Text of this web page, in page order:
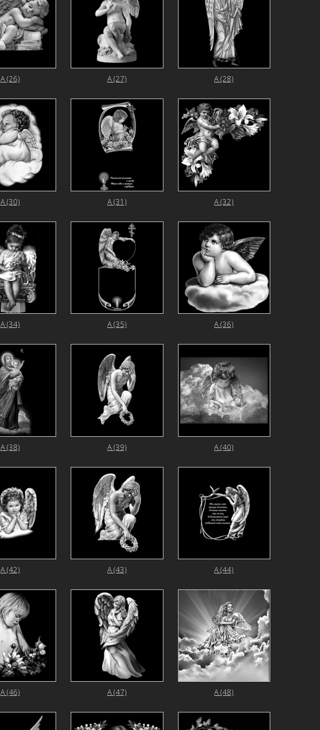
А (26) А (27) А (28)
А (30) А (31) А (32)
А (34) А (35) А (36)
А (38) А (39) А (40)
А (42) А (43) А (44)
А (46) А (47) А (48)